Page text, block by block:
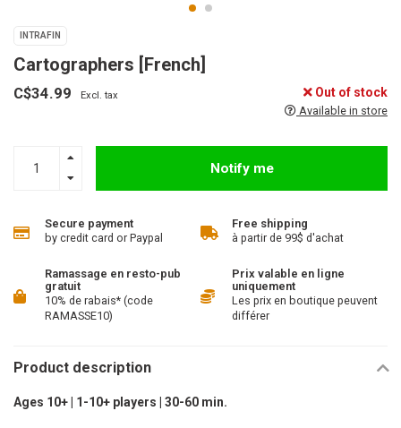
INTRAFIN
Cartographers [French]
C$34.99 Excl. tax Out of stock
Available in store
Notify me
Secure payment
by credit card or Paypal
Free shipping
à partir de 99$ d'achat
Ramassage en resto-pub
gratuit
10% de rabais* (code
RAMASSE10)
Prix valable en ligne
uniquement
Les prix en boutique peuvent
différer
Product description
Ages 10+ | 1-10+ players | 30-60 min.